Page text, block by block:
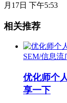
月17日 下午5:53
相关推荐
SEM/信息流
优化师个
享一下